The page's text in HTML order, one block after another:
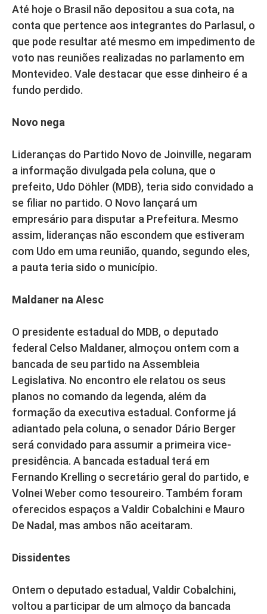
Até hoje o Brasil não depositou a sua cota, na
conta que pertence aos integrantes do Parlasul, o
que pode resultar até mesmo em impedimento de
voto nas reuniões realizadas no parlamento em
Montevideo. Vale destacar que esse dinheiro é a
fundo perdido.
Novo nega
Lideranças do Partido Novo de Joinville, negaram
a informação divulgada pela coluna, que o
prefeito, Udo Döhler (MDB), teria sido convidado a
se filiar no partido. O Novo lançará um
empresário para disputar a Prefeitura. Mesmo
assim, lideranças não escondem que estiveram
com Udo em uma reunião, quando, segundo eles,
a pauta teria sido o município.
Maldaner na Alesc
O presidente estadual do MDB, o deputado
federal Celso Maldaner, almoçou ontem com a
bancada de seu partido na Assembleia
Legislativa. No encontro ele relatou os seus
planos no comando da legenda, além da
formação da executiva estadual. Conforme já
adiantado pela coluna, o senador Dário Berger
será convidado para assumir a primeira vice-
presidência. A bancada estadual terá em
Fernando Krelling o secretário geral do partido, e
Volnei Weber como tesoureiro. Também foram
oferecidos espaços a Valdir Cobalchini e Mauro
De Nadal, mas ambos não aceitaram.
Dissidentes
Ontem o deputado estadual, Valdir Cobalchini,
voltou a participar de um almoço da bancada